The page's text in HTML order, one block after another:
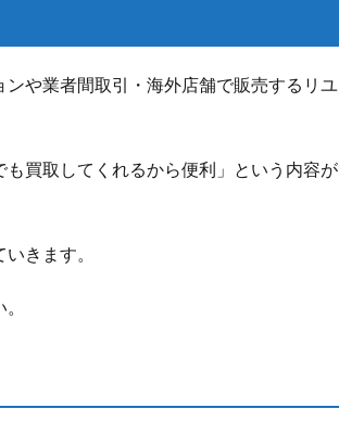
や業者間取引・海外店舗で販売するリユ
買取してくれるから便利」という内容が
きます。